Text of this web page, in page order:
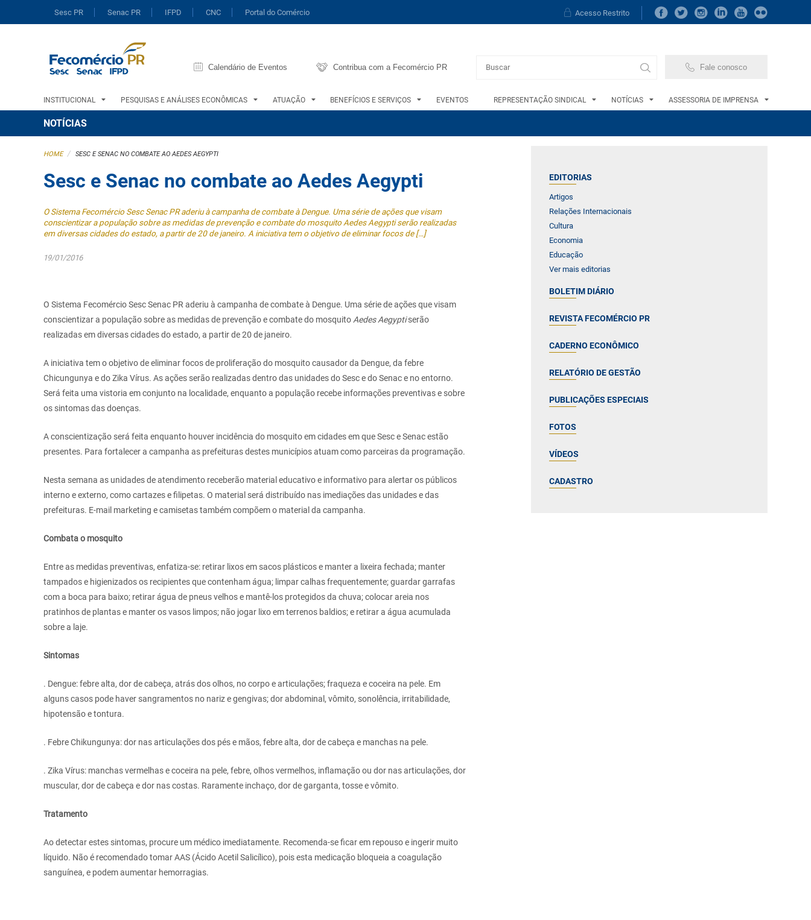
Sesc PR Senac PR IFPD CNC Portal do Comércio Acesso Restrito
Calendário de Eventos Contribua com a Fecomércio PR Fale conosco
INSTITUCIONAL PESQUISAS E ANÁLISES ECONÔMICAS ATUAÇÃO BENEFÍCIOS E SERVIÇOS EVENTOS REPRESENTAÇÃO SINDICAL NOTÍCIAS ASSESSORIA DE IMPRENSA
NOTÍCIAS
EDITORIAS
Artigos
Relações Internacionais
Cultura
Economia
Educação
Ver mais editorias
BOLETIM DIÁRIO
REVISTA FECOMÉRCIO PR
CADERNO ECONÔMICO
RELATÓRIO DE GESTÃO
PUBLICAÇÕES ESPECIAIS
FOTOS
VÍDEOS
CADASTRO
HOME / SESC E SENAC NO COMBATE AO AEDES AEGYPTI
Sesc e Senac no combate ao Aedes Aegypti
O Sistema Fecomércio Sesc Senac PR aderiu à campanha de combate à Dengue. Uma série de ações que visam
conscientizar a população sobre as medidas de prevenção e combate do mosquito Aedes Aegypti serão realizadas
em diversas cidades do estado, a partir de 20 de janeiro. A iniciativa tem o objetivo de eliminar focos de […]
19/01/2016
O Sistema Fecomércio Sesc Senac PR aderiu à campanha de combate à Dengue. Uma série de ações que visam
conscientizar a população sobre as medidas de prevenção e combate do mosquito Aedes Aegyptiserão
realizadas em diversas cidades do estado, a partir de 20 de janeiro.
A iniciativa tem o objetivo de eliminar focos de proliferação do mosquito causador da Dengue, da febre
Chicungunya e do Zika Vírus. As ações serão realizadas dentro das unidades do Sesc e do Senac e no entorno.
Será feita uma vistoria em conjunto na localidade, enquanto a população recebe informações preventivas e sobre
os sintomas das doenças.
A conscientização será feita enquanto houver incidência do mosquito em cidades em que Sesc e Senac estão
presentes. Para fortalecer a campanha as prefeituras destes municípios atuam como parceiras da programação.
Nesta semana as unidades de atendimento receberão material educativo e informativo para alertar os públicos
interno e externo, como cartazes e filipetas. O material será distribuído nas imediações das unidades e das
prefeituras. E-mail marketing e camisetas também compõem o material da campanha.
Combata o mosquito
Entre as medidas preventivas, enfatiza-se: retirar lixos em sacos plásticos e manter a lixeira fechada; manter
tampados e higienizados os recipientes que contenham água; limpar calhas frequentemente; guardar garrafas
com a boca para baixo; retirar água de pneus velhos e mantê-los protegidos da chuva; colocar areia nos
pratinhos de plantas e manter os vasos limpos; não jogar lixo em terrenos baldios; e retirar a água acumulada
sobre a laje.
Sintomas
. Dengue: febre alta, dor de cabeça, atrás dos olhos, no corpo e articulações; fraqueza e coceira na pele. Em
alguns casos pode haver sangramentos no nariz e gengivas; dor abdominal, vômito, sonolência, irritabilidade,
hipotensão e tontura.
. Febre Chikungunya: dor nas articulações dos pés e mãos, febre alta, dor de cabeça e manchas na pele.
. Zika Vírus: manchas vermelhas e coceira na pele, febre, olhos vermelhos, inflamação ou dor nas articulações, dor
muscular, dor de cabeça e dor nas costas. Raramente inchaço, dor de garganta, tosse e vômito.
Tratamento
Ao detectar estes sintomas, procure um médico imediatamente. Recomenda-se ficar em repouso e ingerir muito
líquido. Não é recomendado tomar AAS (Ácido Acetil Salicílico), pois esta medicação bloqueia a coagulação
sanguínea, e podem aumentar hemorragias.